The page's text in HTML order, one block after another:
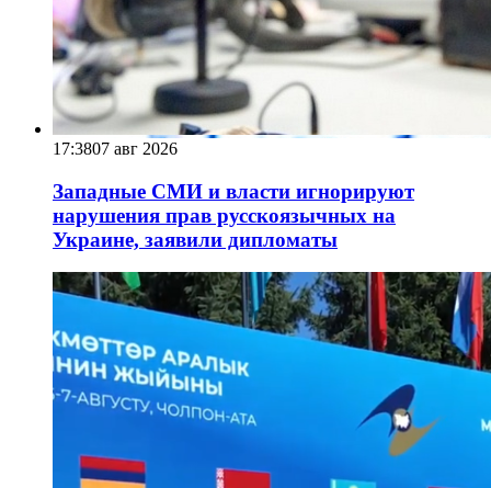
17:3807 авг 2026
Западные СМИ и власти игнорируют
нарушения прав русскоязычных на
Украине, заявили дипломаты